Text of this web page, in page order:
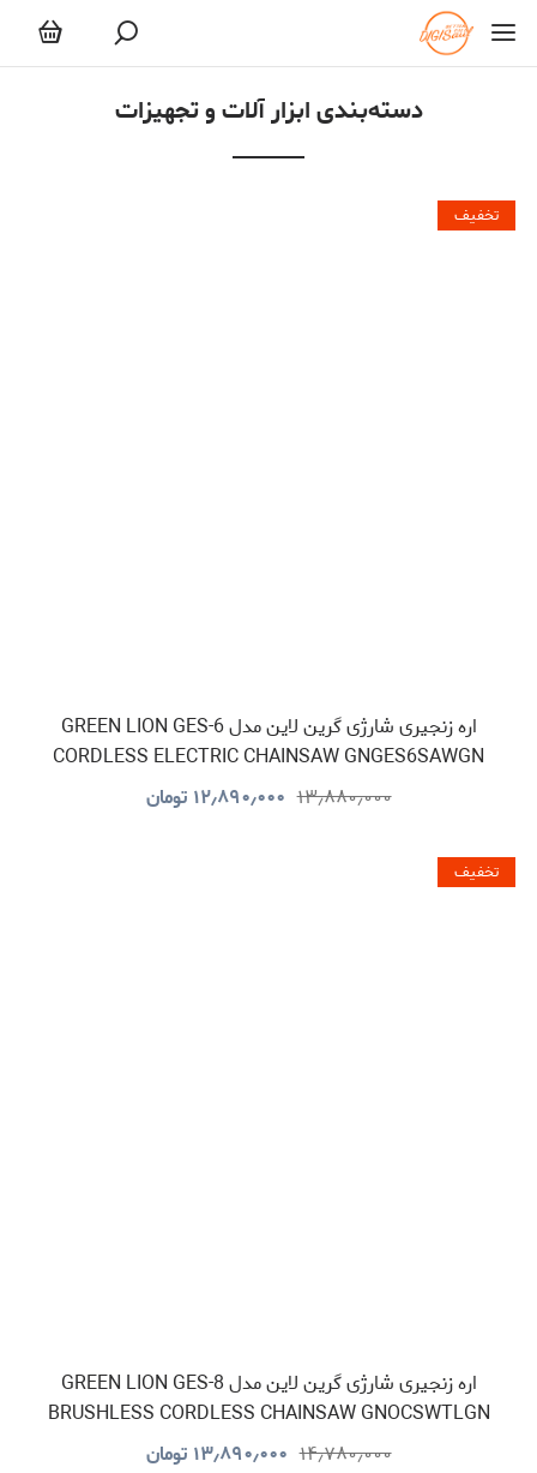
دسته‌بندی ابزار آلات و تجهیزات
تخفیف
اره زنجیری شارژی گرین لاین مدل GREEN LION GES-6
CORDLESS ELECTRIC CHAINSAW GNGES6SAWGN
۱۳٫۸۸۰٫۰۰۰ ۱۲٫۸۹۰٫۰۰۰ تومان
تخفیف
اره زنجیری شارژی گرین لاین مدل GREEN LION GES-8
BRUSHLESS CORDLESS CHAINSAW GNOCSWTLGN
۱۴٫۷۸۰٫۰۰۰ ۱۳٫۸۹۰٫۰۰۰ تومان